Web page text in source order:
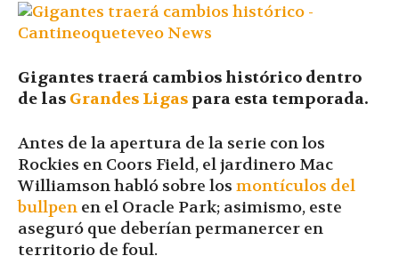
Ultima
Gigantes traerá cambios histórico dentro
de las Grandes Ligas para esta temporada.
Antes de la apertura de la serie con los
Rockies en Coors Field, el jardinero Mac
Williamson habló sobre los montículos del
bullpen en el Oracle Park; asimismo, este
aseguró que deberían permanercer en
territorio de foul.